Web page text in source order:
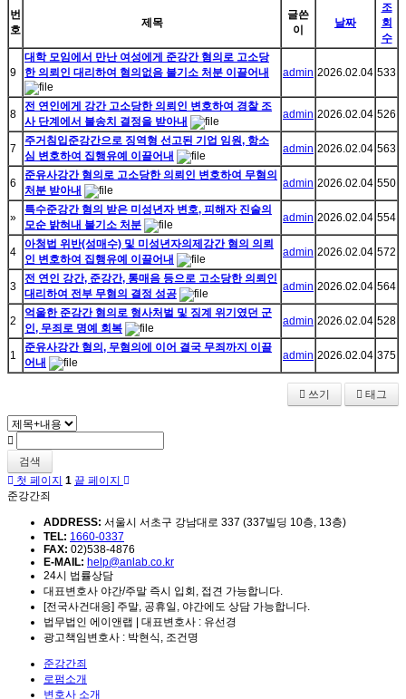
번
호
제목
글쓴
이
날짜
조
회
수
9
대학 모임에서 만난 여성에게 준강간 혐의로 고소당
한 의뢰인 대리하여 혐의없음 불기소 처분 이끌어내
admin 2026.02.04 533
8
전 연인에게 강간 고소당한 의뢰인 변호하여 경찰 조
사 단계에서 불송치 결정을 받아내
admin 2026.02.04 526
7
주거침입준강간으로 징역형 선고된 기업 임원, 항소
심 변호하여 집행유예 이끌어내
admin 2026.02.04 563
6
준유사강간 혐의로 고소당한 의뢰인 변호하여 무혐의
처분 받아내
admin 2026.02.04 550
»
특수준강간 혐의 받은 미성년자 변호, 피해자 진술의
모순 밝혀내 불기소 처분
admin 2026.02.04 554
4
아청법 위반(성매수) 및 미성년자의제강간 혐의 의뢰
인 변호하여 집행유예 이끌어내
admin 2026.02.04 572
3
전 연인 강간, 준강간, 통매음 등으로 고소당한 의뢰인
대리하여 전부 무혐의 결정 성공
admin 2026.02.04 564
2
억울한 준강간 혐의로 형사처벌 및 징계 위기였던 군
인, 무죄로 명예 회복
admin 2026.02.04 528
1
준유사강간 혐의, 무혐의에 이어 결국 무죄까지 이끌
어내
admin 2026.02.04 375
쓰기 태그
검색
첫 페이지 1 끝 페이지
준강간죄
ADDRESS: 서울시 서초구 강남대로 337 (337빌딩 10층, 13층)
TEL: 1660-0337
FAX: 02)538-4876
E-MAIL: help@anlab.co.kr
24시 법률상담
대표변호사 야간/주말 즉시 입회, 접견 가능합니다.
[전국사건대응] 주말, 공휴일, 야간에도 상담 가능합니다.
법무법인 에이앤랩 | 대표변호사 : 유선경
광고책임변호사 : 박현식, 조건명
준강간죄
로펌소개
변호사 소개